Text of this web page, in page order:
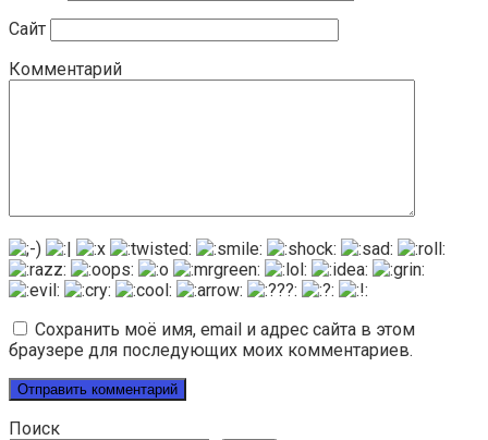
Сайт
Комментарий
Сохранить моё имя, email и адрес сайта в этом
браузере для последующих моих комментариев.
Поиск